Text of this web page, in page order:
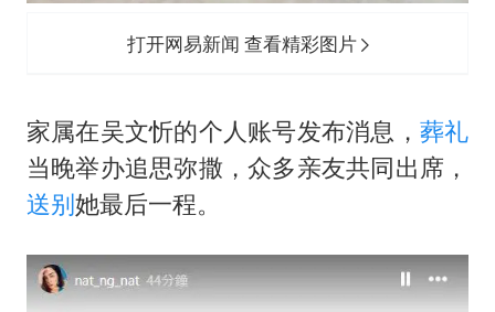
打开网易新闻 查看精彩图片
家属在吴文忻的个人账号发布消息， 葬礼
当晚举办追思弥撒，众多亲友共同出席，
送别她最后一程。